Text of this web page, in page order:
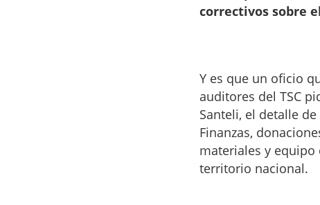
correctivos sobre
Y es que un oficio
auditores del TSC
Santeli, el detalle
Finanzas,
materiales y equipo
territorio nacional.